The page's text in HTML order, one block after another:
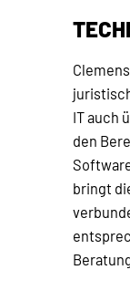
IT auch
den
bringt